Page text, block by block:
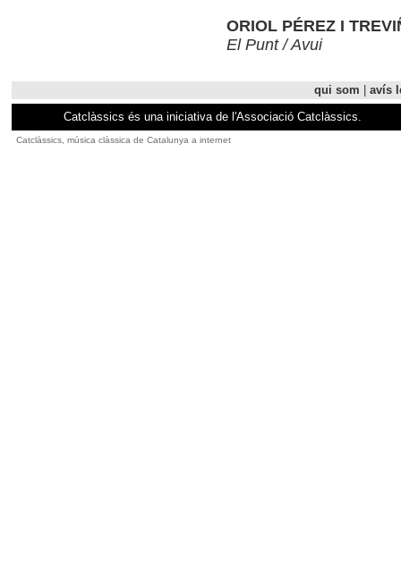
ORIOL PÉREZ I
El Punt / Avui
qui som | avís
Catclàssics és una iniciativa de l'Associació Catclàssics.
Catclàssics, música clàssica de Catalunya a internet